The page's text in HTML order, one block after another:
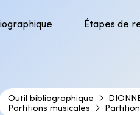
Étapes de
3. Évaluer
Outil bibliographique
Partitions musicales